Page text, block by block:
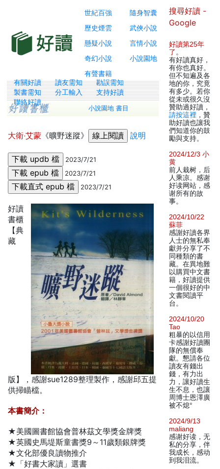
世紀百強
隨身智囊
歷史煙雲
武俠小說
懸疑小說
言情小說
奇幻小說
小說園地
有聲書籍
有關好讀 讀友需知
勘誤需知
製書需知
分工輸入
支持好讀
聯絡好讀
小說園地 書目
大衛‧艾蒙 《曠野迷蹤》 說明
2023/7/21
2023/7/21
2023/7/21
好讀
書櫃
【典
藏
版】，感謝sue1289整理製作，感謝邱五提
供掃瞄檔。
本書簡介：
★美國圖書館協會普林茲文學獎金牌獎
★英國史馬堤斯童書獎9～11歲類銀牌獎
★文化部優良讀物推介
★「好書大家讀」選書
搜尋好讀 -
Google
好讀第25年
了 。
有好讀真好，
有你也真好。
但不知遍及各
地的你，究竟
有多少。若你
從未或很久沒
贊助過好讀，
請按這裡 ，贊
助好讀也讓我
們知道你的鼓
勵與支持。
2024/12/3 小
黄
前人栽树，后
人乘凉。感谢
好读网站，感
谢所有的故
事。
2024/10/22
蘇菲
感謝好讀各界
人士的無私奉
獻并分享了不
同種類的書
藏。在異地難
以購買中文書
籍，好讀提供
一個很好的中
文書閱讀平
台。
2024/10/20
Tao
粗暴的以信用
卡感謝好讀團
隊的無償奉
獻。懇請各位
讀友有錢出
錢，有力出
力，讓好讀生
生不息，也讓
周博士恩澤廣
被不熄°
2024/9/13
maliang
感谢好读，无
私的分享，伴
我成长，感动
到我泪流。